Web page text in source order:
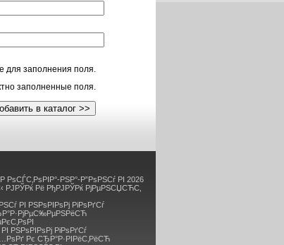
для заполнения поля.
заполненные поля.
РЅР°-Р”РѕРЅСѓ РІ 2026
РЈРЎРќ Рё РђРЈРЎРќ РјРµРЅСЏСЋС‚
РІ РЅРѕРІРѕРј РіРѕРґСѓ
РЅРѕРІРѕРј РіРѕРґСѓ
Рє СЂР°Р·РІРёС‚РёСЋ